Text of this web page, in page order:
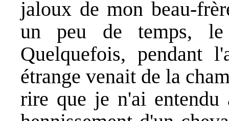
jaloux de mon beau-
un peu de temps,
Quelquefois, pendant
étrange venait de la
rire que je n'ai entendu